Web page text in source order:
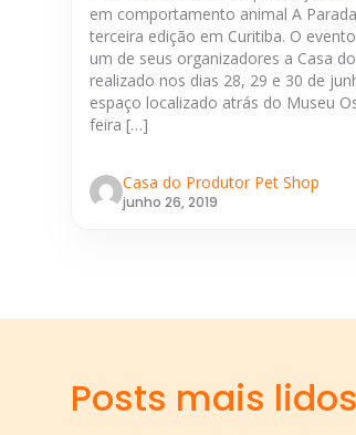
em comportamento animal A
terceira edição em Curitiba. O
um de seus organizadores a Casa
realizado nos dias 28, 29 e 30 de
espaço localizado atrás do Museu
feira […]
Casa do Produtor Pet Shop
junho 26, 2019
Posts mais